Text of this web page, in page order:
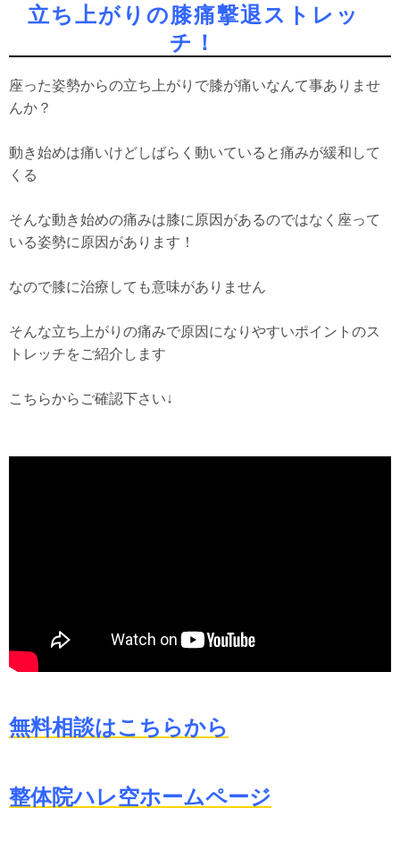
立ち上がりの膝痛撃退ストレッ
チ！
座った姿勢からの立ち上がりで膝が痛いなんて事ありませ
んか？
動き始めは痛いけどしばらく動いていると痛みが緩和して
くる
そんな動き始めの痛みは膝に原因があるのではなく座って
いる姿勢に原因があります！
なので膝に治療しても意味がありません
そんな立ち上がりの痛みで原因になりやすいポイントのス
トレッチをご紹介します
こちらからご確認下さい↓
無料相談はこちらから
整体院ハレ空ホームページ